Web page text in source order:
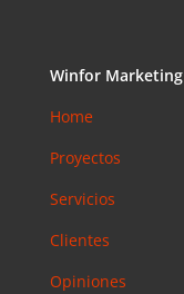
Winfor Marketing
Home
Proyectos
Servicios
Clientes
Opiniones